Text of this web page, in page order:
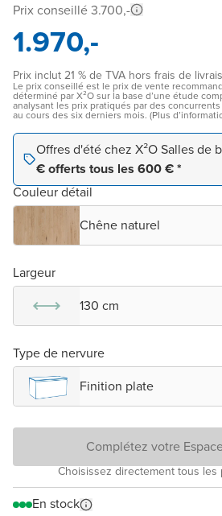
Prix conseillé 3.700,-
1.970,-
Prix inclut 21 % de TVA hors frais de
Le prix conseillé est le prix de vente
déterminé par X²O sur la base d’une étude
analysant les prix pratiqués par des
au cours des six derniers mois. (Plus
Offres d'été chez X²O Salles de
€ offerts tous les 600 € *
Couleur détail
Chêne naturel
Largeur
130 cm
Type de nervure
Finition plate
Complétez votre
Choisissez directement tous les
En stock